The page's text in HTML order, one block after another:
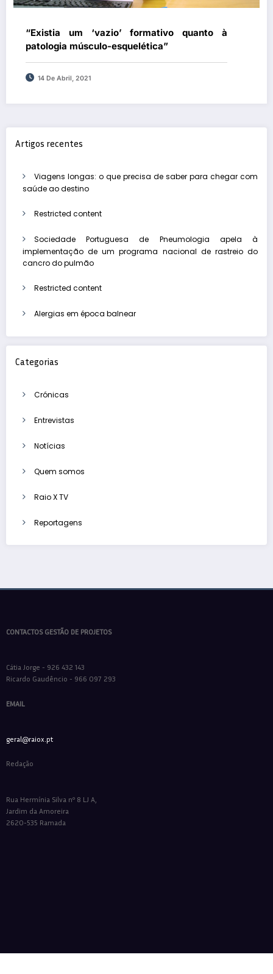
“Existia um ‘vazio’ formativo quanto à
patologia músculo-esquelética”
14 De Abril, 2021
Artigos recentes
Viagens longas: o que precisa de saber para chegar com
saúde ao destino
Restricted content
Sociedade Portuguesa de Pneumologia apela à
implementação de um programa nacional de rastreio do
cancro do pulmão
Restricted content
Alergias em época balnear
Categorias
Crónicas
Entrevistas
Notícias
Quem somos
Raio X TV
Reportagens
CONTACTOS GESTÃO DE PROJETOS
Cátia Jorge - 926 432 143
Ricardo Gaudêncio - 966 097 293
EMAIL
geral@raiox.pt
Redação
Rua Hermínia Silva nº 8 LJ A,
Jardim da Amoreira
2620-535 Ramada